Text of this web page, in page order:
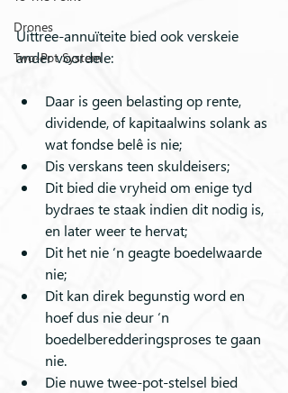
Drones
Two-Pot System
Uittree-annuïteite bied ook verskeie
ander voordele:
Daar is geen belasting op rente,
dividende, of kapitaalwins solank as
wat fondse belê is nie;
Dis verskans teen skuldeisers;
Dit bied die vryheid om enige tyd
bydraes te staak indien dit nodig is,
en later weer te hervat;
Dit het nie ‘n geagte boedelwaarde
nie;
Dit kan direk begunstig word en
hoef dus nie deur ‘n
boedelberedderingsproses te gaan
nie.
Die nuwe twee-pot-stelsel bied